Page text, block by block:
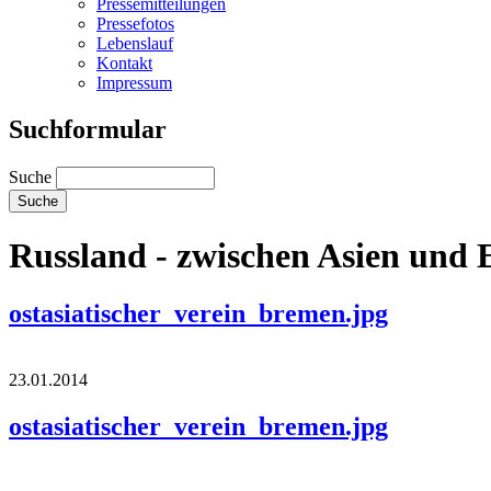
Pressefotos
Lebenslauf
Kontakt
Impressum
Suchformular
Suche
Russland - zwischen Asien und
ostasiatischer_verein_bremen.jpg
23.01.2014
ostasiatischer_verein_bremen.jpg